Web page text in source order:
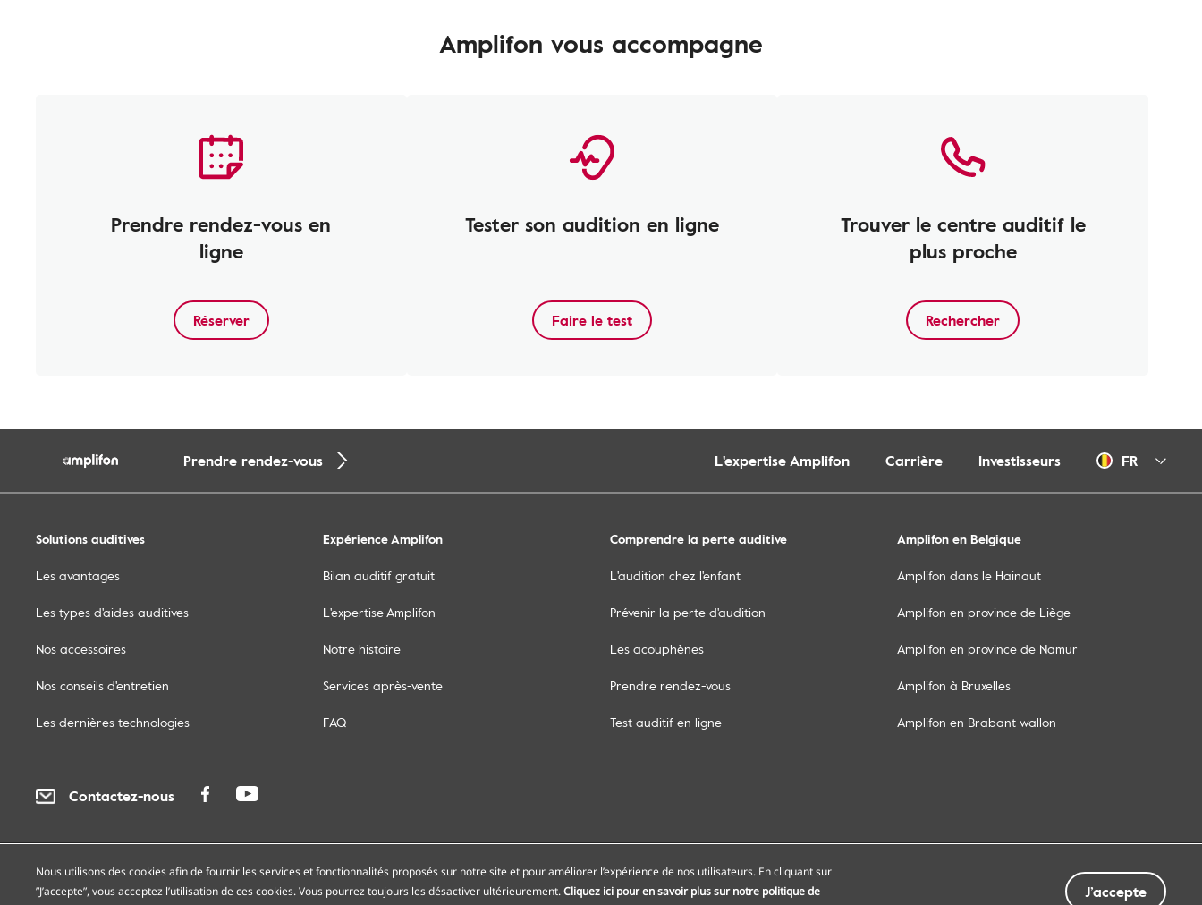
Amplifon vous accompagne
Prendre rendez-vous en
ligne
Réserver
Tester son audition en ligne
Faire le test
Trouver le centre auditif le
plus proche
Rechercher
Prendre rendez-vous L'expertise Amplifon Carrière Investisseurs FR
Solutions auditives
Les avantages
Les types d'aides auditives
Nos accessoires
Nos conseils d'entretien
Les dernières technologies
Expérience Amplifon
Bilan auditif gratuit
L'expertise Amplifon
Notre histoire
Services après-vente
FAQ
Comprendre la perte auditive
L'audition chez l'enfant
Prévenir la perte d'audition
Les acouphènes
Prendre rendez-vous
Test auditif en ligne
Amplifon en Belgique
Amplifon dans le Hainaut
Amplifon en province de Liège
Amplifon en province de Namur
Amplifon à Bruxelles
Amplifon en Brabant wallon
Contactez-nous
Confidentialité Cookies Accessibilité Plan du site Nos centres auditifs Nos points de services
Nous utilisons des cookies afin de fournir les services et fonctionnalités proposés sur notre site et pour améliorer l’expérience de nos utilisateurs. En cliquant sur
”J’accepte”, vous acceptez l’utilisation de ces cookies. Vous pourrez toujours les désactiver ultérieurement.Cliquez ici pour en savoir plus sur notre politique de
J’accepte